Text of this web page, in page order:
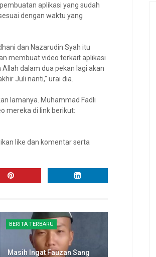
aplikasi yang sudah
dengan waktu yang
dan Nazarudin Syah itu
membuat video terkait aplikasi
dalam dua pekan lagi akan
Juli nanti," urai dia.
lamanya. Muhammad Fadli
mereka di link berikut:
like dan komentar serta
BERITA TERBARU
Masih Ingat Fauzan Sang